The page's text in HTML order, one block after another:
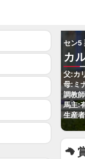
セン5
カ
父:カ
母:ミ
調教
馬主:
生産